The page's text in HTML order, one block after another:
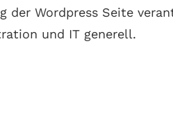
der Wordpress Seite
und IT generell.